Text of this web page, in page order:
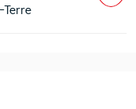
Terre